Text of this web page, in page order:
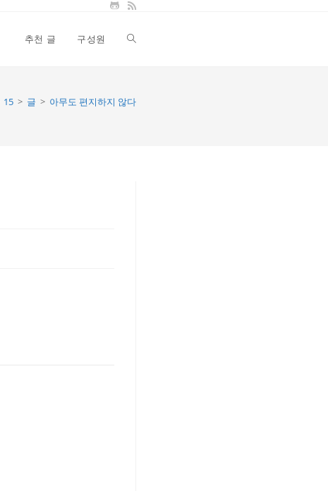
추천 글 구성원 Toggle
15 > 글 > 아무도 편지하지 않다